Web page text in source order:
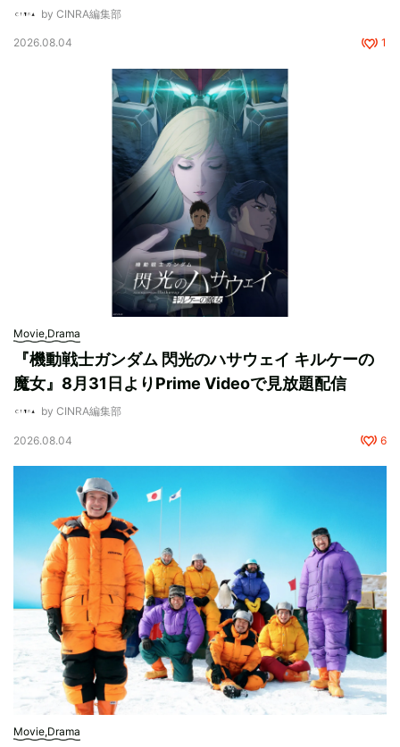
by CINRA編集部
2026.08.04 1
Movie,Drama
『機動戦士ガンダム 閃光のハサウェイ キルケーの
魔女』8月31日よりPrime Videoで見放題配信
by CINRA編集部
2026.08.04 6
Movie,Drama